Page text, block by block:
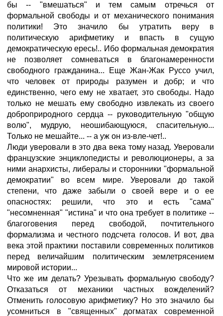
бы -- "вмешаться" и тем самым отречься от
формальной свободы и от механического понимания
политики! Это значило бы утратить веру в
политическую арифметику и впасть в сущую
демократическую ересь!.. Ибо формальная демократия
не позволяет сомневаться в благонамеренности
свободного гражданина... Еще Жан-Жак Руссо учил,
что человек от природы разумен и добр; и что
единственно, чего ему не хватает, это свободы. Надо
только не мешать ему свободно извлекать из своего
доброприродного сердца -- руководительную "общую
волю", мудрую, неошибающуюся, спасительную...
Только не мешайте... -- а уж он из-вле-чет!..
Люди уверовали в это два века тому назад. Уверовали
французские энциклопедисты и революционеры, а за
ними анархисты, либералы и сторонники "формальной
демократии" во всем мире. Уверовали до такой
степени, что даже забыли о своей вере и о ее
опасностях: решили, что это и есть "сама"
"несомненная" "истина" и что она требует в политике --
благоговения перед свободой, почтительного
формализма и честного подсчета голосов. И вот, два
века этой практики поставили современных политиков
перед величайшим политическим землетрясением
мировой истории...
Что же им делать? Урезывать формальную свободу?
Отказаться от механики частных вожделений?
Отменить голосовую арифметику? Но это значило бы
усомниться в "священных" догматах современной